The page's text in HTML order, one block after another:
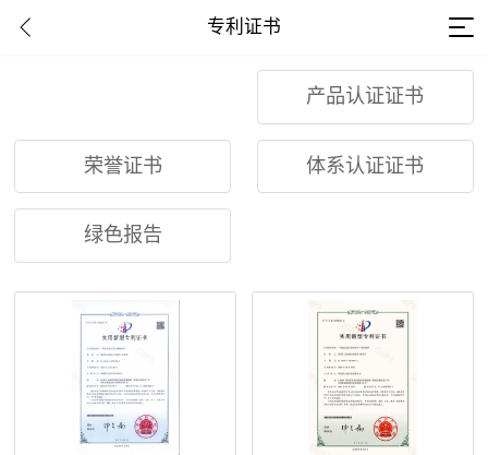
专利证书
产品认证证书
荣誉证书 体系认证证书
绿色报告